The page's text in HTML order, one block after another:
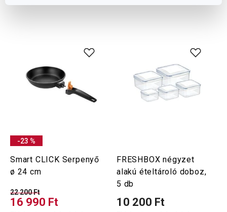
-23 %
Smart CLICK Serpenyő
ø 24 cm
22 200 Ft
16 990 Ft
FRESHBOX négyzet
alakú ételtároló doboz,
5 db
10 200 Ft